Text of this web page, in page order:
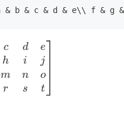
b & c & d & e\\ f & g
\left[ \begin{matrix} a
c
h
m
r
d
i
n
s
e
j
o
t